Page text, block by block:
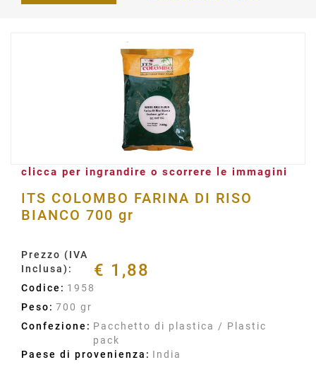
clicca per ingrandire o scorrere le immagini
ITS COLOMBO FARINA DI RISO
BIANCO 700 gr
Prezzo (IVA
Inclusa):
€ 1,88
Codice: 1958
Peso: 700 gr
Confezione: Pacchetto di plastica / Plastic
pack
Paese di provenienza: India